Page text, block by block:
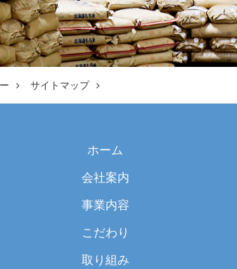
サイトマップ
ホーム
会社案内
事業内容
こだわり
取り組み